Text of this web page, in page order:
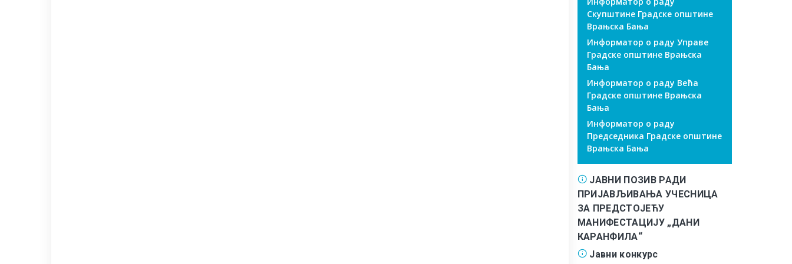
Скупштине Градске општине
Врањска Бања
Информатор о раду Управе
Градске општине Врањска
Бања
Информатор о раду Већа
Градске општине Врањска
Бања
Информатор о раду
Председника Градске општине
Врањска Бања
ЈАВНИ ПОЗИВ РАДИ
ПРИЈАВЉИВАЊА УЧЕСНИЦА
ЗА ПРЕДСТОЈЕЋУ
МАНИФЕСТАЦИЈУ „ДАНИ
КАРАНФИЛА“
Јавни конкурс